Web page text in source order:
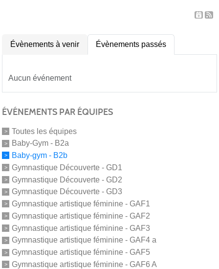
Évènements à venir Évènements passés
Aucun événement
ÉVÉNEMENTS PAR ÉQUIPES
Toutes les équipes
Baby-Gym - B2a
Baby-gym - B2b
Gymnastique Découverte - GD1
Gymnastique Découverte - GD2
Gymnastique Découverte - GD3
Gymnastique artistique féminine - GAF1
Gymnastique artistique féminine - GAF2
Gymnastique artistique féminine - GAF3
Gymnastique artistique féminine - GAF4 a
Gymnastique artistique féminine - GAF5
Gymnastique artistique féminine - GAF6 A